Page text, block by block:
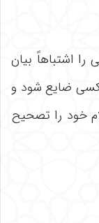
اشتباهاً بیان
کسى ضایع شود و
خود را تصحیح